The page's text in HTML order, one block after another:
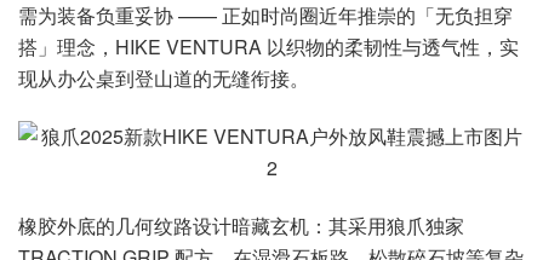
需为装备负重妥协 —— 正如时尚圈近年推崇的「无负担穿
搭」理念，HIKE VENTURA 以织物的柔韧性与透气性，实
现从办公桌到登山道的无缝衔接。
橡胶外底的几何纹路设计暗藏玄机：其采用狼爪独家